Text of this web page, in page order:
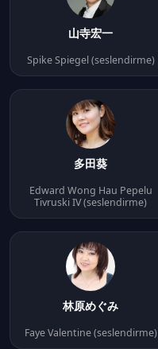
山寺宏一
Spike Spiegel (seslendirme)
多田葵
Edward Wong Hau Pepelu
Tivruski IV (seslendirme)
林原めぐみ
Faye Valentine (seslendirme)